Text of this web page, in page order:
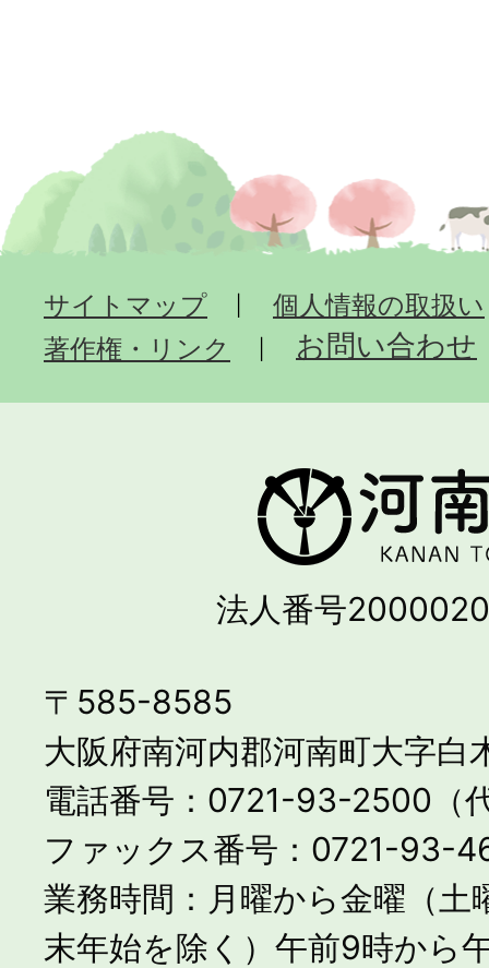
サイトマップ
個人情報の取扱い
著作権・リンク
お問い合わせ
法人番号
〒585-8585
大阪府南河内郡河南町大字白
電話番号：0721-93-2500（
ファックス番号：0721-93-
業務時間：月曜から金曜（土
末年始を除く）午前9時から